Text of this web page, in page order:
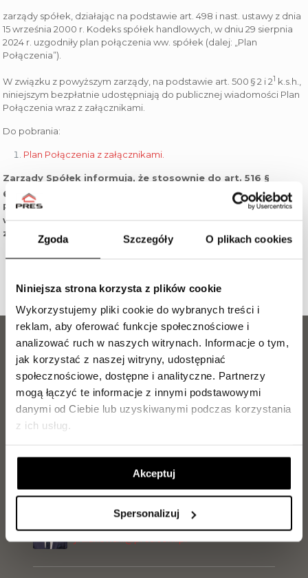
Zgoda Szczegóły O plikach cookies
Niniejsza strona korzysta z plików cookie
Wykorzystujemy pliki cookie do wybranych treści i
reklam, aby oferować funkcje społecznościowe i
analizować ruch w naszych witrynach. Informacje o tym,
jak korzystać z naszej witryny, udostępniać
społecznościowe, dostępne i analityczne. Partnerzy
mogą łączyć te informacje z innymi podstawowymi
danymi od Ciebie lub uzyskiwanymi podczas korzystania
z ich usług.
Akceptuj
Spersonalizuj
zarządy spółek, działając na podstawie art. 498 i nast. ustawy z dnia
15 września 2000 r. Kodeks spółek handlowych, w dniu 29 sierpnia
2024 r. uzgodniły plan połączenia ww. spółek (dalej: „Plan
Połączenia”).
W związku z powyższym zarządy, na podstawie art. 500 § 2 i 21 k.s.h.,
niniejszym bezpłatnie udostępniają do publicznej wiadomości Plan
Połączenia wraz z załącznikami.
Do pobrania:
Plan Połączenia z załącznikami.
Zarządy Spółek informują, że stosownie do art. 516 §
6
k.s.h. w zw. z art. 500 § 2 i 2
k.s.h., udostępnienie Planu
Połączenia następuje co najmniej na miesiąc przed datą
walnego zgromadzenia Spółki przejmującej, na którym ma
zostać powzięta uchwała o połączeniu.
DZIAŁ SPRZEDAŻY
563 067 878
Zainteresowany zakupem lub rezerwacją mieszkania?
informacji i pomoże na każdym etapie wyboru
Jakub Kilanowski
j.kilanowski@pres.com.pl